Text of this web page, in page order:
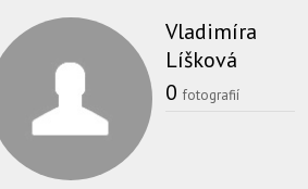
Vladimíra
Líšková
0 fotografií